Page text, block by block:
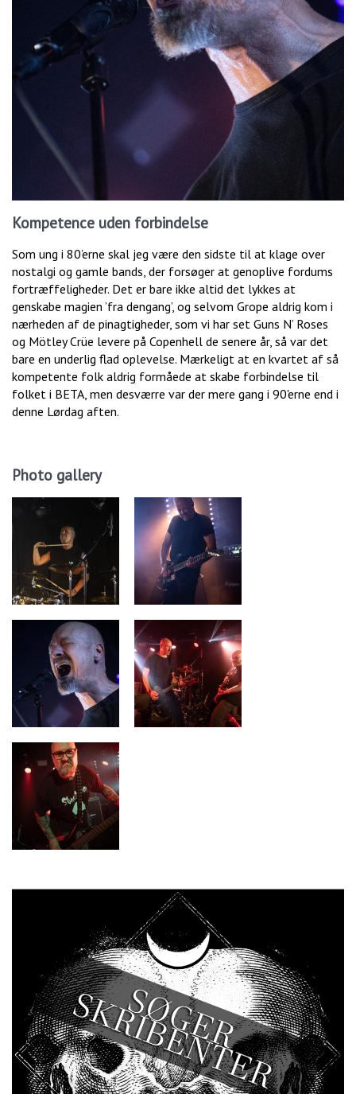
Kompetence uden forbindelse
Som ung i 80’erne skal jeg være den sidste til at klage over
nostalgi og gamle bands, der forsøger at genoplive fordums
fortræffeligheder. Det er bare ikke altid det lykkes at
genskabe magien ’fra dengang’, og selvom Grope aldrig kom i
nærheden af de pinagtigheder, som vi har set Guns N’ Roses
og Mötley Crüe levere på Copenhell de senere år, så var det
bare en underlig flad oplevelse. Mærkeligt at en kvartet af så
kompetente folk aldrig formåede at skabe forbindelse til
folket i BETA, men desværre var der mere gang i 90'erne end i
denne Lørdag aften.
Photo gallery